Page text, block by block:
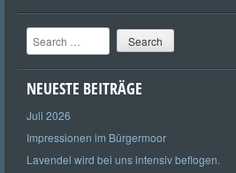
Search
NEUESTE BEITRÄGE
Juli 2026
Impressionen im Bürgermoor
Lavendel wird bei uns intensiv beflogen.